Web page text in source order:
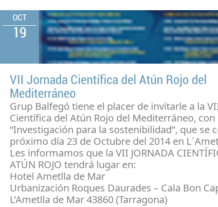
OCT
19
VII Jornada Científica del Atún Rojo del
Mediterráneo
Grup Balfegó tiene el placer de invitarle a la
Científica del Atún Rojo del Mediterráneo,
“Investigación para la sostenibilidad”, que se
próximo día 23 de Octubre del 2014 en
Les informamos que la VII JORNADA
ATÚN ROJO tendrá lugar en:
Hotel Ametlla de Mar
Urbanización Roques Daurades – Cala Bon
L’Ametlla de Mar 43860 (Tarragona)